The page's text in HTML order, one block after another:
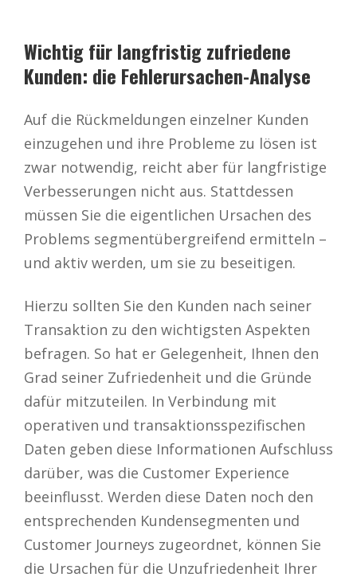
Wichtig für langfristig zufriedene
Kunden: die Fehlerursachen-Analyse
Auf die Rückmeldungen einzelner Kunden
einzugehen und ihre Probleme zu lösen ist
zwar notwendig, reicht aber für langfristige
Verbesserungen nicht aus. Stattdessen
müssen Sie die eigentlichen Ursachen des
Problems segmentübergreifend ermitteln –
und aktiv werden, um sie zu beseitigen.
Hierzu sollten Sie den Kunden nach seiner
Transaktion zu den wichtigsten Aspekten
befragen. So hat er Gelegenheit, Ihnen den
Grad seiner Zufriedenheit und die Gründe
dafür mitzuteilen. In Verbindung mit
operativen und transaktionsspezifischen
Daten geben diese Informationen Aufschluss
darüber, was die Customer Experience
beeinflusst. Werden diese Daten noch den
entsprechenden Kundensegmenten und
Customer Journeys zugeordnet, können Sie
die Ursachen für die Unzufriedenheit Ihrer